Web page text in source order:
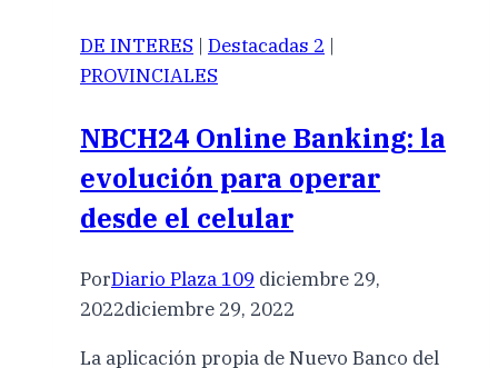
DE INTERES | Destacadas 2 |
PROVINCIALES
NBCH24 Online Banking: la
evolución para operar
desde el celular
PorDiario Plaza 109 diciembre 29,
2022diciembre 29, 2022
La aplicación propia de Nuevo Banco del